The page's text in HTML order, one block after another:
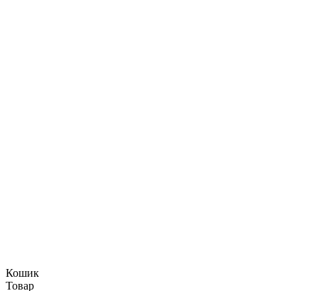
Кошик
Товар